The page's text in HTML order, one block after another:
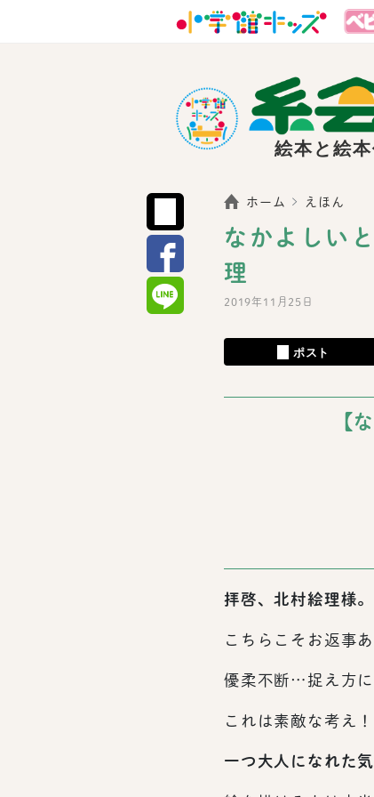
絵本と絵
ホーム えほん
なかよしい
理
2019年11月25日
ポスト
【
拝啓、北村絵理様。
こちらこそお返事
優柔不断…捉え方に
これは素敵な考え！
一つ大人になれた気